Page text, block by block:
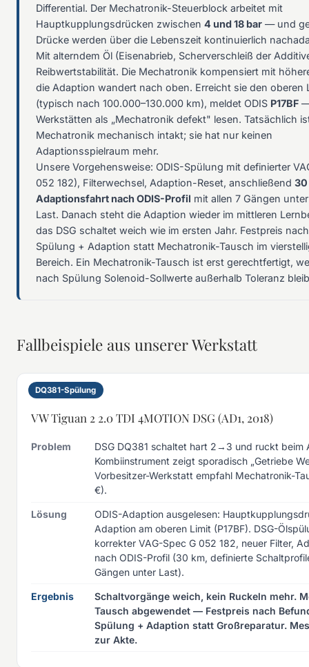
Differential. Der Mechatronik-Steuerblock arbeitet mit
Hauptkupplungsdrücken zwischen 4 und 18 bar — und
Drücke werden über die Lebenszeit kontinuierlich
Mit alterndem Öl (Eisenabrieb, Scherverschleiß der
Reibwertstabilität. Die Mechatronik kompensiert mit
die Adaption wandert nach oben. Erreicht sie den oberen
(typisch nach 100.000–130.000 km), meldet ODIS P17BF
Werkstätten als „Mechatronik defekt" lesen. Tatsächlich
Mechatronik mechanisch intakt; sie hat nur keinen
Adaptionsspielraum mehr.
Unsere Vorgehensweise: ODIS-Spülung mit definierter
052 182), Filterwechsel, Adaption-Reset, anschließend 30
Adaptionsfahrt nach ODIS-Profil mit allen 7 Gängen
Last. Danach steht die Adaption wieder im mittleren
das DSG schaltet weich wie im ersten Jahr. Festpreis
Spülung + Adaption statt Mechatronik-Tausch im
Bereich. Ein Mechatronik-Tausch ist erst gerechtfertigt,
nach Spülung Solenoid-Sollwerte außerhalb Toleranz
Fallbeispiele aus unserer Werkstatt
DQ381-Spülung
VW Tiguan 2 2.0 TDI 4MOTION DSG (AD1, 2018)
Problem
DSG DQ381 schaltet hart 2→3 und ruckt beim
Kombiinstrument zeigt sporadisch „Getriebe
Vorbesitzer-Werkstatt empfahl Mechatronik-
€).
Lösung
ODIS-Adaption ausgelesen:
Adaption am oberen Limit (P17BF). DSG-
korrekter VAG-Spec G 052 182, neuer Filter,
nach ODIS-Profil (30 km, definierte
Gängen unter Last).
Ergebnis
Schaltvorgänge weich, kein Ruckeln mehr.
Tausch abgewendet — Festpreis nach
Spülung + Adaption statt Großreparatur.
zur Akte.